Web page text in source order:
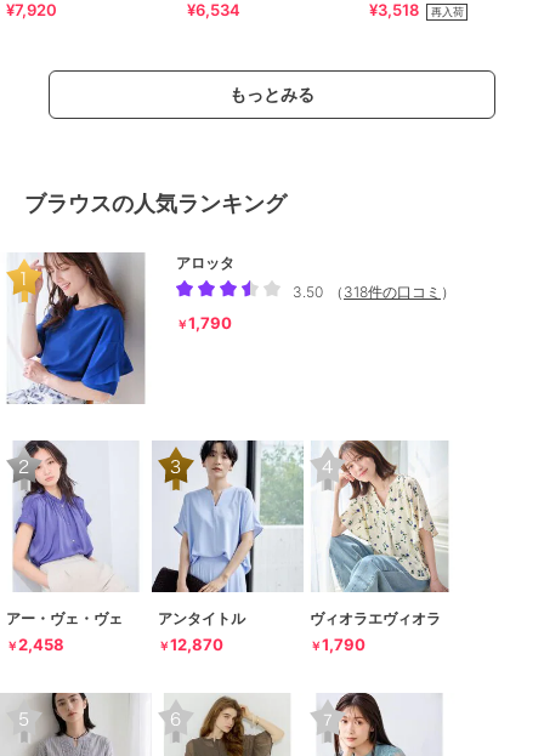
リーブブラウス
¥7,920 ブトップス
¥6,534
ャンディスリーブトップス(半
¥3,518 再入荷
もっとみる
ブラウスの人気ランキング
アロッタ
3.50
（ 318件の口コミ ）
￥1,790
アー・ヴェ・ヴェ
￥2,458
アンタイトル
￥12,870
ヴィオラエヴィオラ
￥1,790